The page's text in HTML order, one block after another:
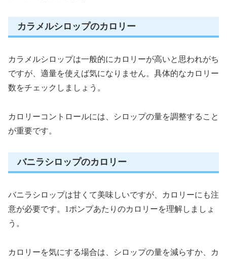
カラメルシロップのカロリー
カラメルシロップは一般的にカロリーが高いと思われがち
ですが、適量を使えば気になりません。具体的なカロリー
数をチェックしましょう。
カロリーコントロールには、シロップの量を調整すること
が重要です。
バニラシロップのカロリー
バニラシロップは甘くて美味しいですが、カロリーにも注
意が必要です。1ポンプあたりのカロリーを理解しましょ
う。
カロリーを気にする場合は、シロップの量を減らすか、カ